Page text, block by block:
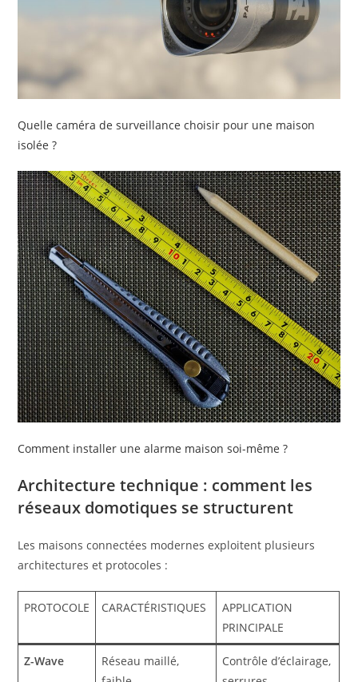
Quelle caméra de surveillance choisir pour une maison
isolée ?
Comment installer une alarme maison soi-même ?
Architecture technique : comment les
réseaux domotiques se structurent
Les maisons connectées modernes exploitent plusieurs
architectures et protocoles :
PROTOCOLE CARACTÉRISTIQUES
APPLICATION
PRINCIPALE
Z-Wave
Réseau maillé,
Contrôle d’éclairage,